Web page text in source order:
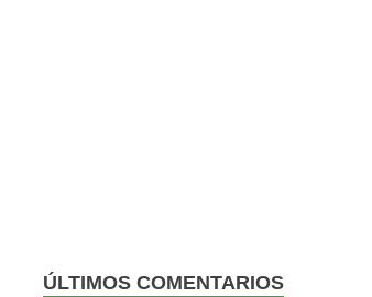
ÚLTIMOS COMENTARIOS